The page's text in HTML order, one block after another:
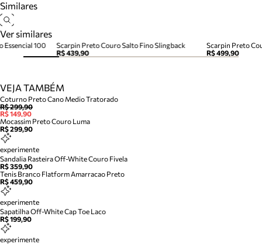
Similares
Ver similares
Scarpin Preto Couro Salto Fino Slingback
R$ 439,90
Scarpin Preto
R$ 499,90
Essencial 100
VEJA TAMBÉM
Coturno Preto Cano Medio Tratorado
R$ 299,90
R$ 149,90
Mocassim Preto Couro Luma
R$ 299,90
experimente
Sandalia Rasteira Off-White Couro Fivela
R$ 359,90
Tenis Branco Flatform Amarracao Preto
R$ 459,90
experimente
Sapatilha Off-White Cap Toe Laco
R$ 199,90
experimente